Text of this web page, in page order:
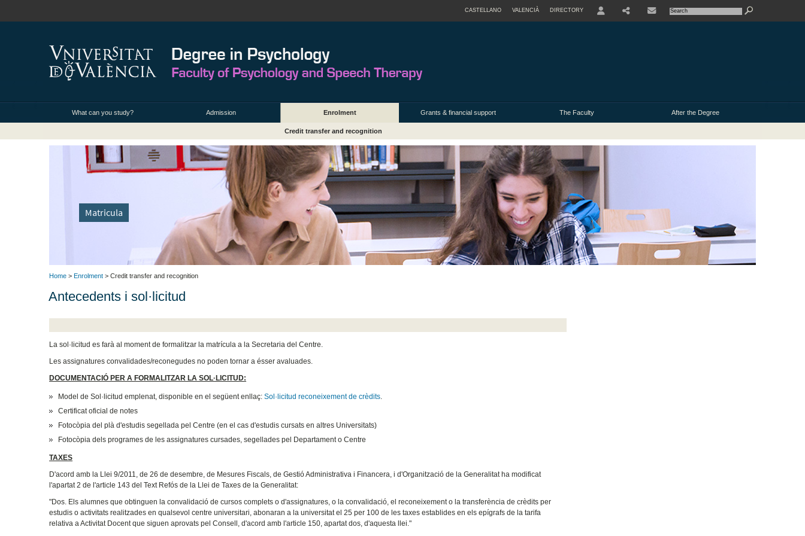
CASTELLANO VALENCIÀ DIRECTORY
What can you study? Admission Enrolment Grants & financial support The Faculty After the Degree
Credit transfer and recognition
Matricula
Home > Enrolment > Credit transfer and recognition
Antecedents i sol·licitud
La sol·licitud es farà al moment de formalitzar la matrícula a la Secretaria del Centre.
Les assignatures convalidades/reconegudes no poden tornar a ésser avaluades.
DOCUMENTACIÓ PER A FORMALITZAR LA SOL·LICITUD:
Model de Sol·licitud emplenat, disponible en el següent enllaç:Sol·licitud reconeixement de crèdits
Certificat oficial de notes
Fotocòpia del plà d'estudis segellada pel Centre (en el cas d'estudis cursats en altres Universitats)
Fotocòpia dels programes de les assignatures cursades, segellades pel Departament o Centre
TAXES
D'acord amb la Llei 9/2011, de 26 de desembre, de Mesures Fiscals, de Gestió Administrativa i Financera, i d'Organització de la Generalitat ha modificat
l'apartat 2 de l'article 143 del Text Refós de la Llei de Taxes de la Generalitat:
"Dos. Els alumnes que obtinguen la convalidació de cursos complets o d'assignatures, o la convalidació, el reconeixement o la transferència de crèdits per
estudis o activitats realitzades en qualsevol centre universitari, abonaran a la universitat el 25 per 100 de les taxes establides en els epígrafs de la tarifa
relativa a Activitat Docent que siguen aprovats pel Consell, d'acord amb l'article 150, apartat dos, d'aquesta llei."